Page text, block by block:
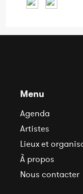
Menu
Agenda
Artistes
Lieux et
À propos
Nous contacter